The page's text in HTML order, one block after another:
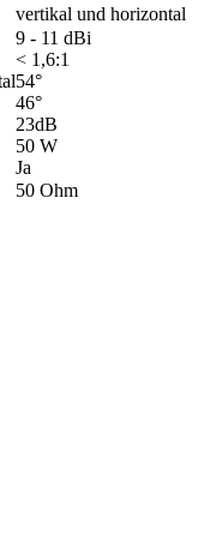
vertikal und horizontal
9 - 11 dBi
< 1,6:1
54°
46°
23dB
50 W
Ja
50 Ohm